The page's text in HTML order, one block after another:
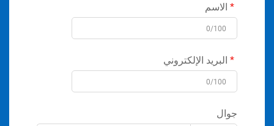
الاسم
0/100
البريد الإلكتروني
0/100
جوال